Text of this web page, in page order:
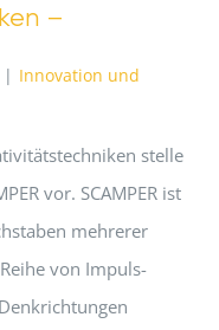
–
| Innovation und
stelle
vor. SCAMPER ist
mehrerer
von Impuls-